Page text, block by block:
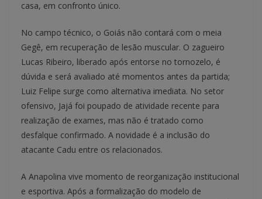
casa, em confronto único.
No campo técnico, o Goiás não contará com o meia
Gegê, em recuperação de lesão muscular. O zagueiro
Lucas Ribeiro, liberado após entorse no tornozelo, é
dúvida e será avaliado até momentos antes da partida;
Luiz Felipe surge como alternativa imediata. No setor
ofensivo, Jajá foi poupado de atividade recente para
realização de exames, mas não é tratado como
desfalque confirmado. A novidade é a inclusão do
atacante Cadu entre os relacionados.
A Anapolina vive momento de reorganização institucional
e esportiva. Após a formalização do modelo de